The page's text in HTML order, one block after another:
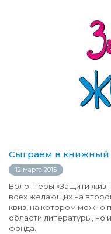
Сыграем в книжный
12 марта 2015
Волонтеры «Защити
всех желающих на
квиз, на котором можно
области литературы, но
фонда.